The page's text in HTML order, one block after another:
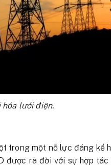
hóa lưới điện.
trong một nỗ lực đáng kể
được ra đời với sự hợp tác